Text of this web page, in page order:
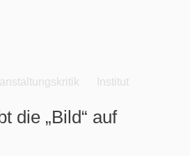
Institut
die „Bild“ auf